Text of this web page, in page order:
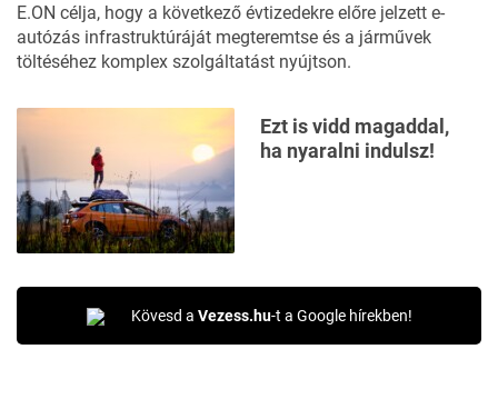
E.ON célja, hogy a következő évtizedekre előre jelzett e-
autózás infrastruktúráját megteremtse és a járművek
töltéséhez komplex szolgáltatást nyújtson.
Ezt is vidd magaddal,
ha nyaralni indulsz!
Kövesd a Vezess.hu-t a Google hírekben!